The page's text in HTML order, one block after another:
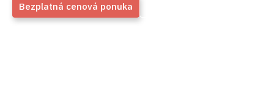
Bezplatná cenová ponuka